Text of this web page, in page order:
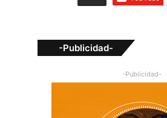
-Publicidad-
-Publicidad-